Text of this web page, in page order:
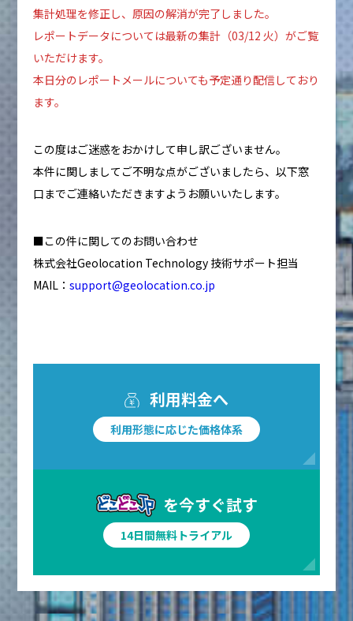
集計処理を修正し、原因の解消が完了しました。
レポートデータについては最新の集計（03/12 火）がご覧
いただけます。
本日分のレポートメールについても予定通り配信しており
ます。
この度はご迷惑をおかけして申し訳ございません。
本件に関しましてご不明な点がございましたら、以下窓
口までご連絡いただきますようお願いいたします。
■この件に関してのお問い合わせ
株式会社Geolocation Technology 技術サポート担当
MAIL：support@geolocation.co.jp
利用料金へ
利用形態に応じた価格体系
を今すぐ試す
14日間無料トライアル